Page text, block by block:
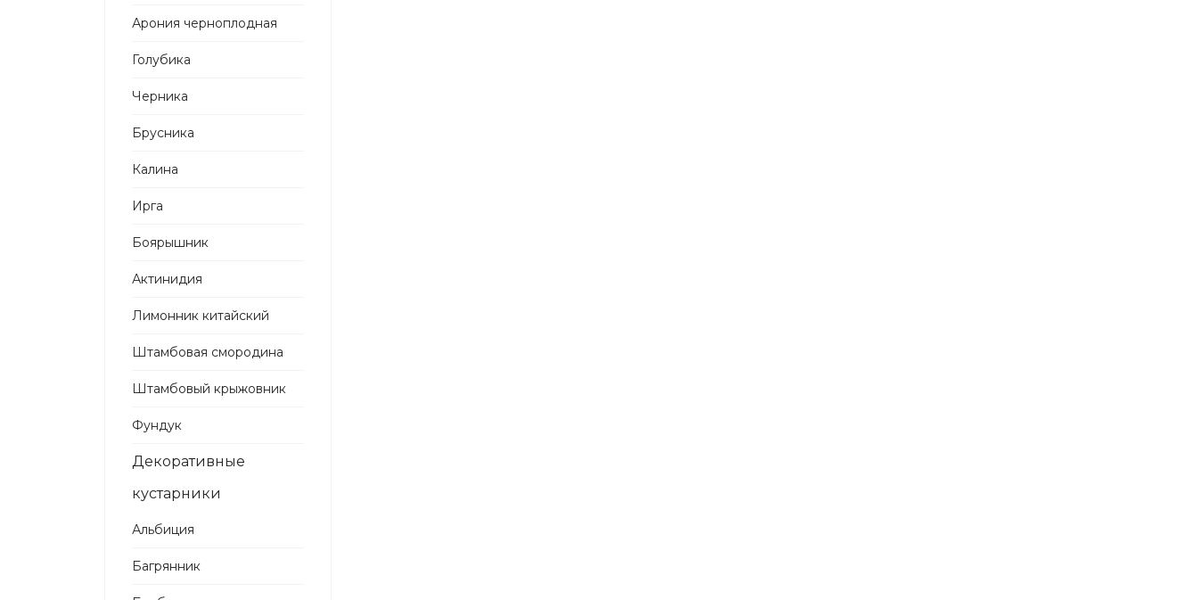
Арония черноплодная
Голубика
Черника
Брусника
Калина
Ирга
Боярышник
Актинидия
Лимонник китайский
Штамбовая смородина
Штамбовый крыжовник
Фундук
Декоративные
кустарники
Альбиция
Багрянник